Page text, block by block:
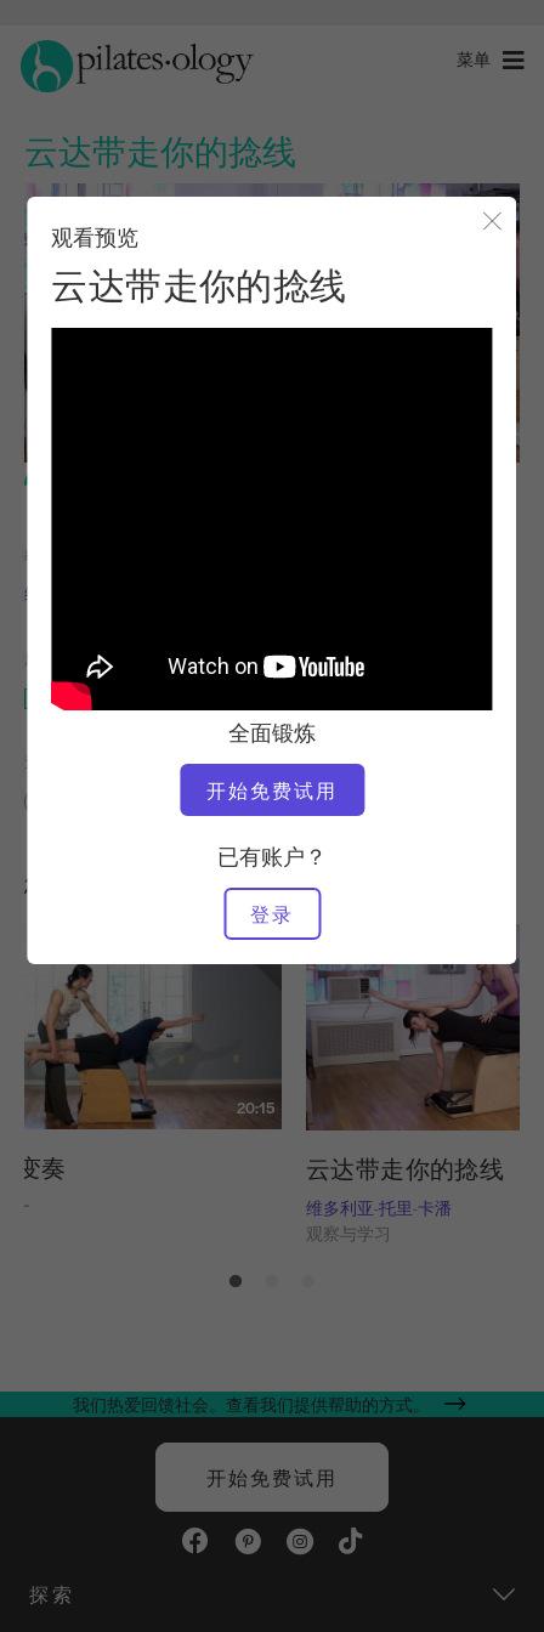
菜单
云达带走你的捻线
关闭
观看预览
云达带走你的捻线
全面锻炼
开始免费试用
已有账户？
登录
教师
维多利亚-托里-卡潘
所需设备
万达椅
查找类似课程
万达椅
您可能喜欢的其他锻炼
20:15
变奏
什
云达带走你的捻线
维多利亚-托里-卡潘
观察与学习
我们热爱回馈社会。查看我们提供帮助的方式。
开始免费试用
探索